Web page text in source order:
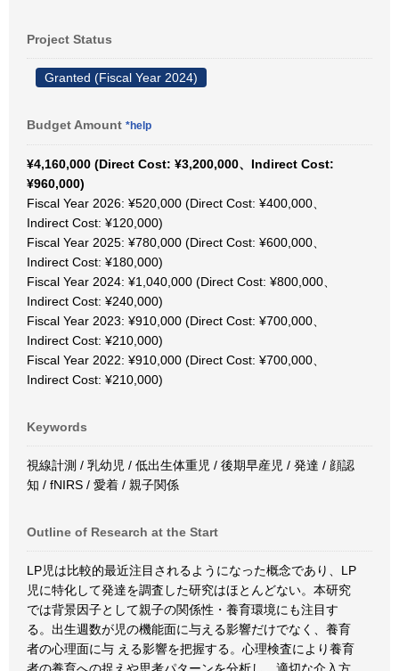
Project Status
Granted (Fiscal Year 2024)
Budget Amount *help
¥4,160,000 (Direct Cost: ¥3,200,000、Indirect Cost:
¥960,000)
Fiscal Year 2026: ¥520,000 (Direct Cost: ¥400,000、
Indirect Cost: ¥120,000)
Fiscal Year 2025: ¥780,000 (Direct Cost: ¥600,000、
Indirect Cost: ¥180,000)
Fiscal Year 2024: ¥1,040,000 (Direct Cost: ¥800,000、
Indirect Cost: ¥240,000)
Fiscal Year 2023: ¥910,000 (Direct Cost: ¥700,000、
Indirect Cost: ¥210,000)
Fiscal Year 2022: ¥910,000 (Direct Cost: ¥700,000、
Indirect Cost: ¥210,000)
Keywords
視線計測 / 乳幼児 / 低出生体重児 / 後期早産児 / 発達 / 顔認
知 / fNIRS / 愛着 / 親子関係
Outline of Research at the Start
LP児は比較的最近注目されるようになった概念であり、LP
児に特化して発達を調査した研究はほとんどない。本研究
では背景因子として親子の関係性・養育環境にも注目す
る。出生週数が児の機能面に与える影響だけでなく、養育
者の心理面に与 える影響を把握する。心理検査により養育